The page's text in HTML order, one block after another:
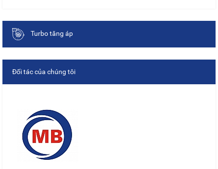
Turbo tăng áp
Đối tác của chúng tôi